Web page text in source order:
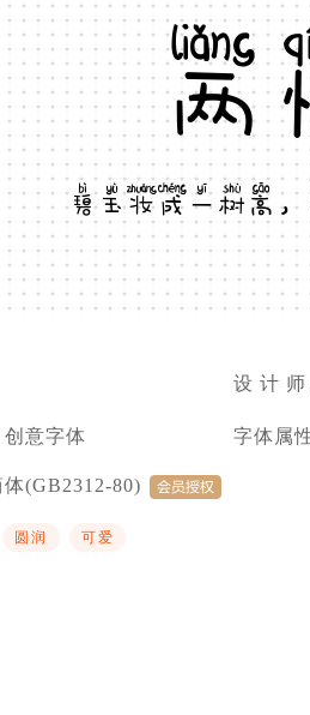
两
碧玉妆成一树高
设 计 师
创意字体 字体属
体(GB2312-80)
圆润 可爱